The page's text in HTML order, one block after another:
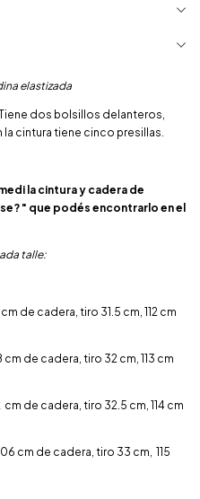
elastizada
dos bolsillos delanteros,
la cintura tiene cinco presillas.
la cintura y cadera de
" que podés encontrarlo en el
talle:
de cadera, tiro 31.5 cm, 112 cm
de cadera, tiro 32 cm, 113 cm
de cadera, tiro 32.5 cm, 114 cm
cm de cadera, tiro 33 cm, 115